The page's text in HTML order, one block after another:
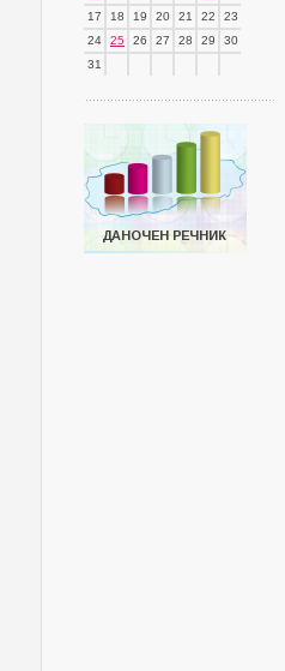
17
18 19 20 21 22
23
24
25 26 27 28 29
30
31